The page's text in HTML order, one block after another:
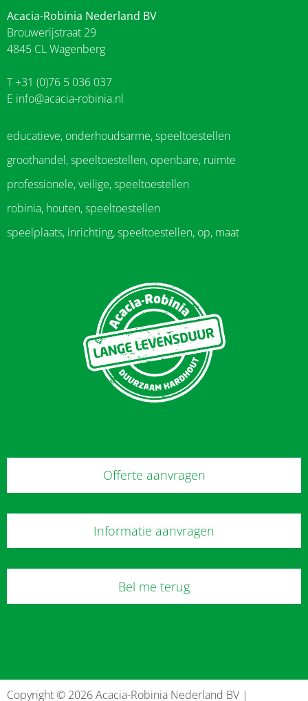
Acacia-Robinia Nederland BV
Brouwerijstraat 29
4845 CL Wagenberg
T +31 (0)76 5 036 037
E info@acacia-robinia.nl
educatieve, onderhoudsarme, speeltoestellen
groothandel, speeltoestellen, openbare, ruimte
professionele, veilige, speeltoestellen
robinia, houten, speeltoestellen
speelplaats, inrichting, speeltoestellen, op, maat
Offerte aanvragen
Informatie aanvragen
Bel me terug
Copyright © 2026 Acacia-Robinia Nederland BV |